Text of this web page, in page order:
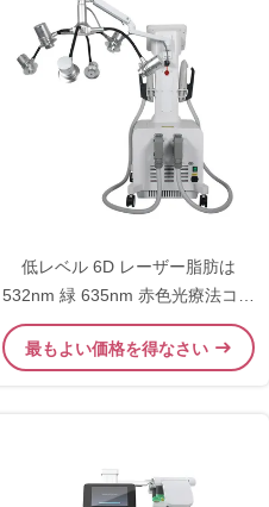
低レベル 6D レーザー脂肪は
532nm 緑 635nm 赤色光療法コー
ルド レーザー療法装置を減らし
ます
最もよい価格を得なさい